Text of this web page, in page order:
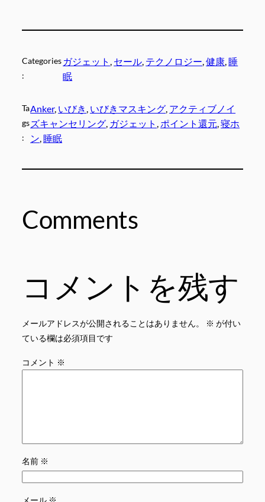
Categories
:
ガジェット , セール, テクノロジー, 健康, 睡
眠
Ta
gs
:
Anker, いびき , いびきマスキング, アクティブノイ
ズキャンセリング, ガジェット , ポイント還元, 寝ホ
ン, 睡眠
Comments
コメントを残す
メールアドレスが公開されることはありません。 ※ が付い
ている欄は必須項目です
コメント ※
名前 ※
メール ※